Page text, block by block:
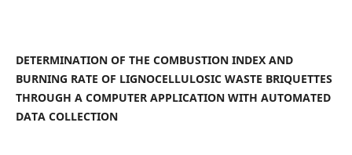
DETERMINATION OF THE COMBUSTION INDEX AND
BURNING RATE OF LIGNOCELLULOSIC WASTE BRIQUETTES
THROUGH A COMPUTER APPLICATION WITH AUTOMATED
DATA COLLECTION